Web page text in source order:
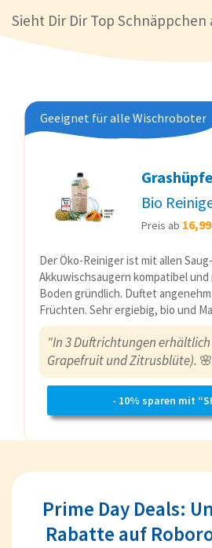
Sieht Dir Dir Top Schnäppchen
Geeignet für alle Wischroboter
Bio
Preis ab
Der Öko-Reiniger ist mit allen
Akkuwischsaugern kompatibel
Boden gründlich. Duftet
Früchten. Sehr ergiebig, bio und
"In 3 Duftrichtungen
Grapefruit und Zitrusblüte). 🌸
- 10% sparen mit
Prime Day Deals:
Rabatte auf